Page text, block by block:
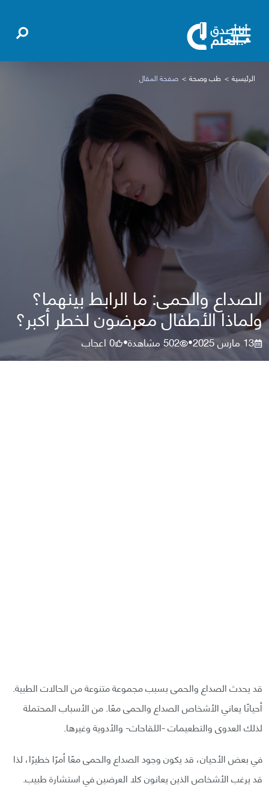
الرئيسية طب وصحة صفحة المقال
الصداع والحمى: ما الرابط بينهما؟
ولماذا الأطفال معرضون لخطر أكبر؟
13 مارس 2025 •
502مشاهدة•
0اعجاب
قد يحدث الصداع والحمى بسبب مجموعة متنوعة من الحالات الطبية.
أحيانًا يعاني الأشخاص الصداع والحمى معًا. من الأسباب المحتملة
لذلك العدوى والتطعيمات -اللقاحات- والأدوية وغيرها.
في بعض الأحيان، قد يكون وجود الصداع والحمى معًا أمرًا خطيرًا، لذا
قد يرغب الأشخاص الذين يعانون كلا العرضين في استشارة طبيب.